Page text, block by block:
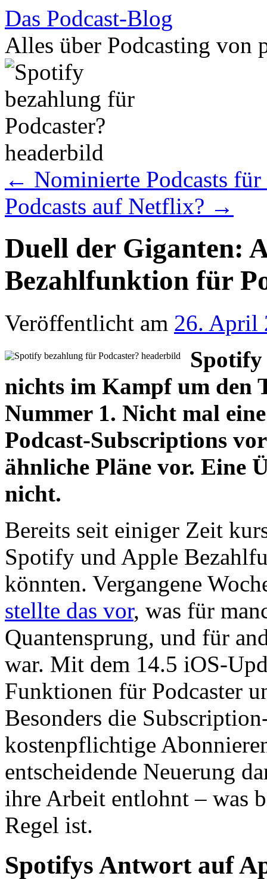
Das Podcast-Blog
Alles über Podcasting von
Inhalt
springen
← Nominierte Podcasts
Podcasts auf Netflix? →
Duell der Giganten:
Bezahlfunktion für
Veröffentlicht am 26. April
Spotify
nichts im Kampf um den
Nummer 1. Nicht mal
Podcast-Subscriptions
ähnliche Pläne vor. Eine
nicht.
Bereits seit einiger Zeit
Spotify und Apple
könnten. Vergangene
stellte das vor, was für
Quantensprung, und für
war. Mit dem 14.5 iOS-
Funktionen für Podcaster
Besonders die
kostenpflichtige
entscheidende Neuerung
ihre Arbeit entlohnt – was
Regel ist.
Spotifys Antwort auf